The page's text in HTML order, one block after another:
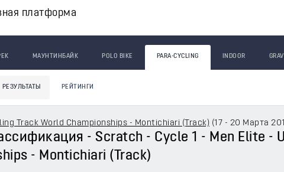
платформа
МАУНТИНБАЙК POLO BIKE PARA-CYCLING INDOOR
РЕЗУЛЬТАТЫ РЕЙТИНГИ
Track World Championships - Montichiari (Track) (17 - 20 Марта
- Scratch - Cycle 1 - Men Elite -
- Montichiari (Track)